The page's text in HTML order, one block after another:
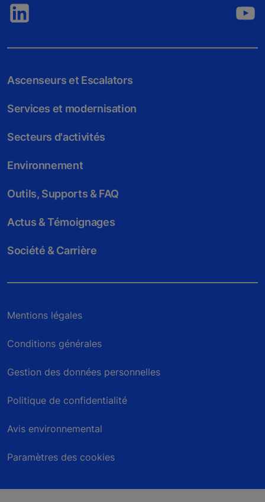
Ascenseurs et Escalators
Services et modernisation
Secteurs d'activités
Environnement
Outils, Supports & FAQ
Actus & Témoignages
Société & Carrière
Mentions légales
Conditions générales
Gestion des données personnelles
Politique de confidentialité
Avis environnemental
Paramètres des cookies